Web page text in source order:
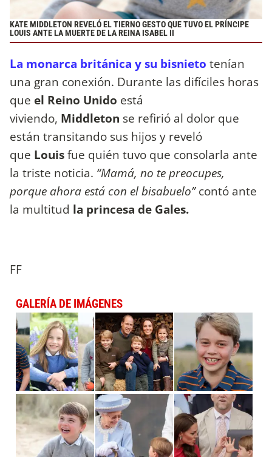
KATE MIDDLETON REVELÓ EL TIERNO GESTO QUE TUVO EL PRÍNCIPE
LOUIS ANTE LA MUERTE DE LA REINA ISABEL II
La monarca británica y su bisnieto tenían
una gran conexión. Durante las difíciles horas
que el Reino Unido está
viviendo, Middleton se refirió al dolor que
están transitando sus hijos y reveló
que Louisfue quién tuvo que consolarla ante
la triste noticia. “Mamá, no te preocupes,
porque ahora está con el bisabuelo”contó ante
la multitud la princesa de Gales.
FF
GALERÍA DE IMÁGENES